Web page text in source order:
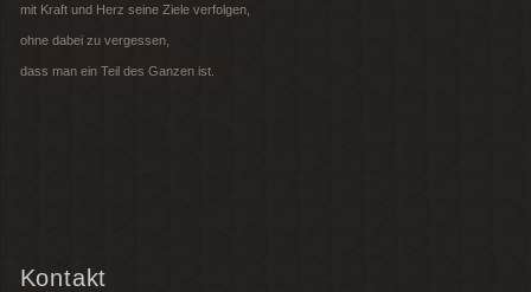
mit Kraft und Herz seine Ziele verfolgen,
ohne dabei zu vergessen,
dass man ein Teil des Ganzen ist.
Kontakt